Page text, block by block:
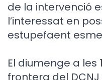
de la intervenció
l’interessat en
estupefaent
El diumenge a les
frontera del